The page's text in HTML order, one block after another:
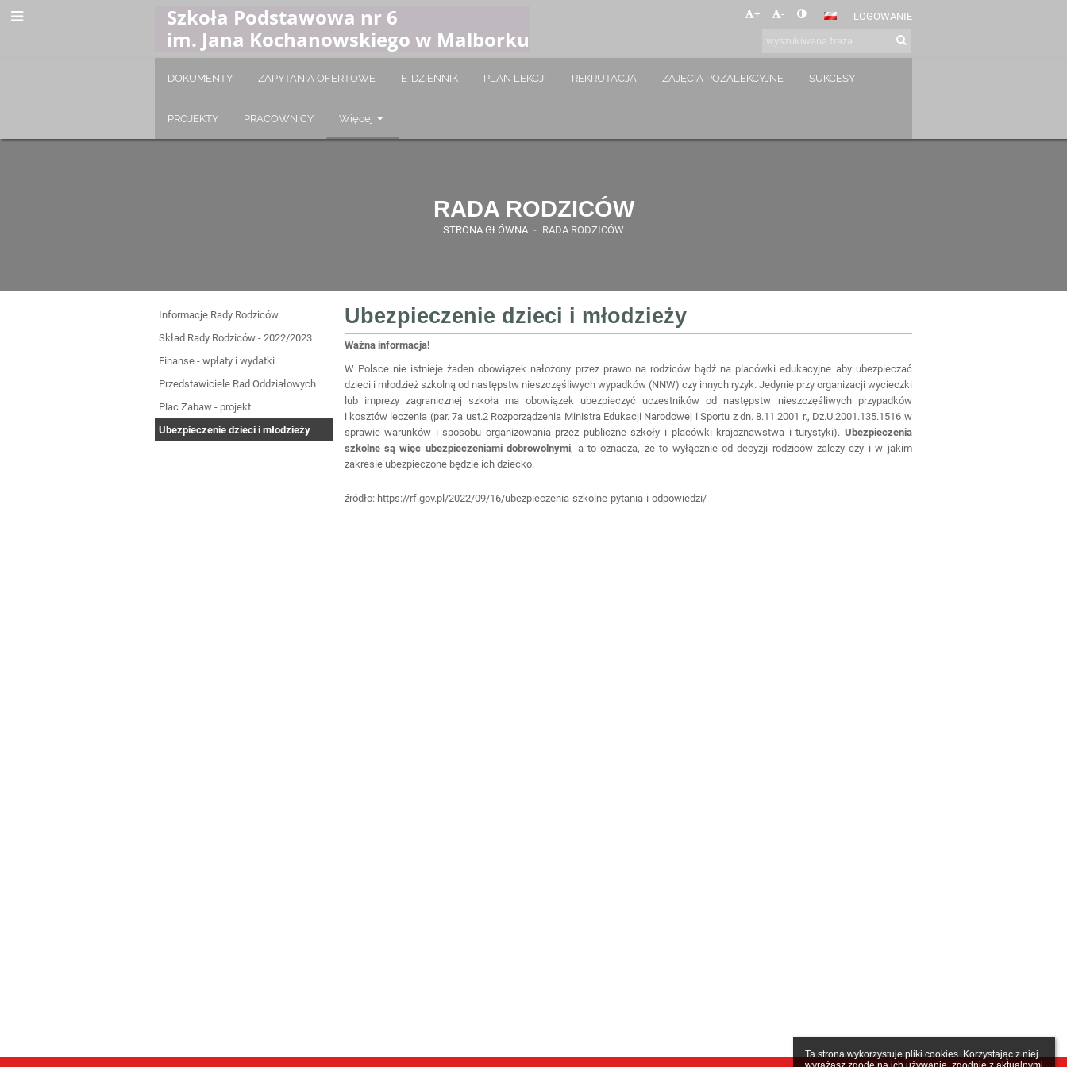
Ta strona wykorzystuje pliki cookies. Korzystając z niej
Szkoła Podstawowa nr 6
im. Jana Kochanowskiego w Malborku
+ - LOGOWANIE
DOKUMENTY ZAPYTANIA OFERTOWE E-DZIENNIK PLAN LEKCJI REKRUTACJA ZAJĘCIA POZALEKCYJNE SUKCESY
PROJEKTY PRACOWNICY Więcej
RADA RODZICÓW
STRONA GŁÓWNA - RADA RODZICÓW
Informacje Rady Rodziców
Skład Rady Rodziców - 2022/2023
Finanse - wpłaty i wydatki
Przedstawiciele Rad Oddziałowych
Plac Zabaw - projekt
Ubezpieczenie dzieci i młodzieży
Ubezpieczenie dzieci i młodzieży
Ważna informacja!
W Polsce nie istnieje żaden obowiązek nałożony przez prawo na rodziców bądź na placówki edukacyjne aby ubezpieczać
dzieci i młodzież szkolną od następstw nieszczęśliwych wypadków (NNW) czy innych ryzyk. Jedynie przy organizacji wycieczki
lub imprezy zagranicznej szkoła ma obowiązek ubezpieczyć uczestników od następstw nieszczęśliwych przypadków
i kosztów leczenia (par. 7a ust.2 Rozporządzenia Ministra Edukacji Narodowej i Sportu z dn. 8.11.2001 r., Dz.U.2001.135.1516 w
sprawie warunków i sposobu organizowania przez publiczne szkoły i placówki krajoznawstwa i turystyki). Ubezpieczenia
szkolne są więc ubezpieczeniami dobrowolnymi, a to oznacza, że to wyłącznie od decyzji rodziców zależy czy i w jakim
zakresie ubezpieczone będzie ich dziecko.
źródło: https://rf.gov.pl/2022/09/16/ubezpieczenia-szkolne-pytania-i-odpowiedzi/